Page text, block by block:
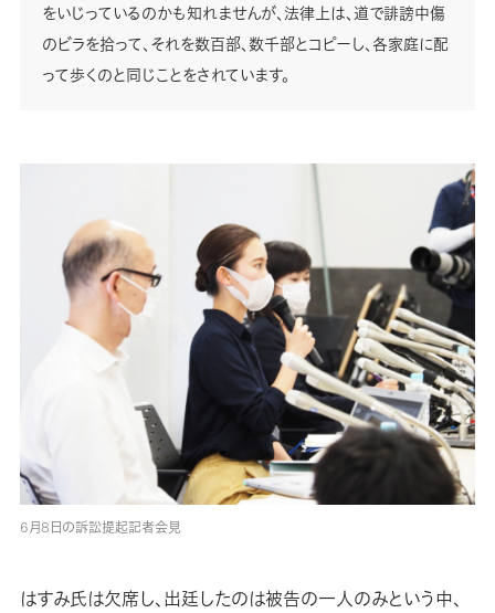
をいじっているのかも知れませんが、法律上は、道で誹謗中傷
のビラを拾って、それを数百部、数千部とコピーし、各家庭に配
って歩くのと同じことをされています。
6月8日の訴訟提起記者会見
はすみ氏は欠席し、出廷したのは被告の一人のみという中、